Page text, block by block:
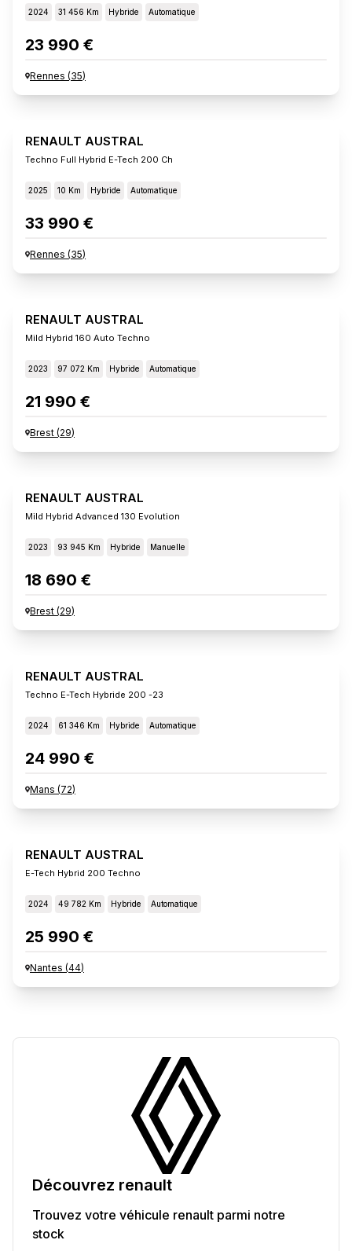
2024 31 456 Km Hybride Automatique
23 990 €
Rennes (35)
RENAULT AUSTRAL
Techno Full Hybrid E-Tech 200 Ch
2025 10 Km Hybride Automatique
33 990 €
Rennes (35)
RENAULT AUSTRAL
Mild Hybrid 160 Auto Techno
2023 97 072 Km Hybride Automatique
21 990 €
Brest (29)
RENAULT AUSTRAL
Mild Hybrid Advanced 130 Evolution
2023 93 945 Km Hybride Manuelle
18 690 €
Brest (29)
RENAULT AUSTRAL
Techno E-Tech Hybride 200 -23
2024 61 346 Km Hybride Automatique
24 990 €
Mans (72)
RENAULT AUSTRAL
E-Tech Hybrid 200 Techno
2024 49 782 Km Hybride Automatique
25 990 €
Nantes (44)
Découvrez renault
Trouvez votre véhicule renault parmi notre
stock